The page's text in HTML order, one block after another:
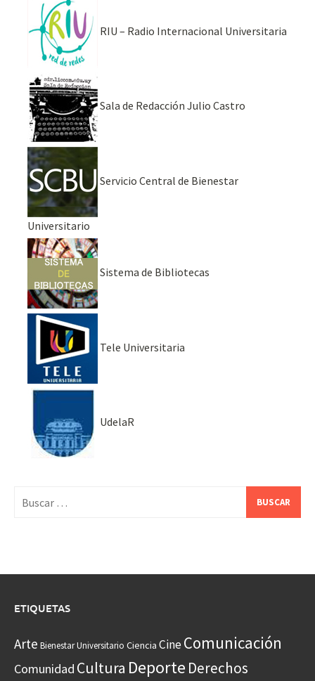
RIU – Radio Internacional Universitaria
Sala de Redacción Julio Castro
Servicio Central de Bienestar
Universitario
Sistema de Bibliotecas
Tele Universitaria
UdelaR
ETIQUETAS
Arte Bienestar Universitario Ciencia CineComunicación
Comunidad Cultura Deporte Derechos